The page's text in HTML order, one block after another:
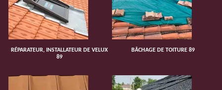
RÉPARATEUR, INSTALLATEUR DE VELUX
89
BÂCHAGE DE TOITURE 89